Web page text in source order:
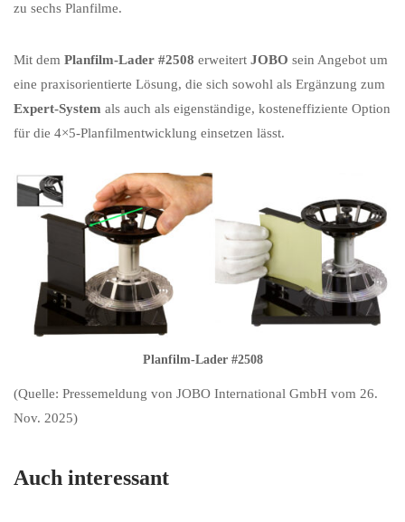
zu sechs Planfilme.
Mit dem Planfilm-Lader #2508 erweitert JOBO sein Angebot um
eine praxisorientierte Lösung, die sich sowohl als Ergänzung zum
Expert-System als auch als eigenständige, kosteneffiziente Option
für die 4×5-Planfilmentwicklung einsetzen lässt.
Planfilm-Lader #2508
(Quelle: Pressemeldung von JOBO International GmbH vom 26.
Nov. 2025)
Auch interessant